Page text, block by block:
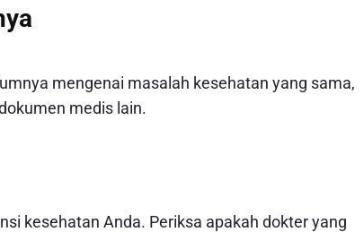
mengenai masalah kesehatan yang sama,
medis lain.
kesehatan Anda. Periksa apakah dokter yang